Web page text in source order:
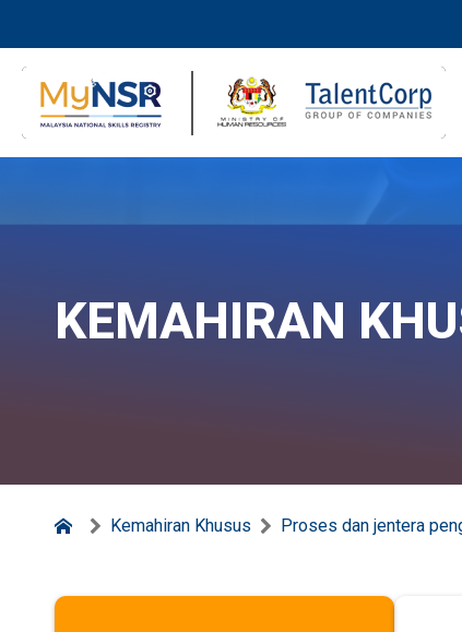
KEMAHIRAN
Kemahiran Khusus Proses dan jentera